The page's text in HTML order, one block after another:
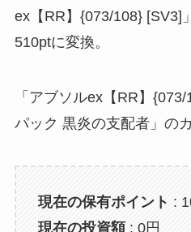
ex【RR】{073/108} [SV3]
510ptに変換。
「アブソルex【RR】
パック 黒炎の支配者」の
現在の保有ポイント :
現在の投資額: 0円